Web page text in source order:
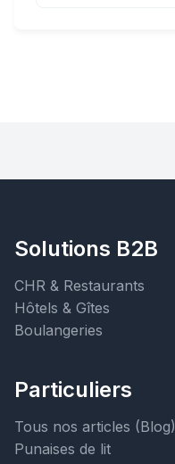
Solutions B2B
CHR & Restaurants
Hôtels & Gîtes
Boulangeries
Particuliers
Tous nos articles (Blog)
Punaises de lit